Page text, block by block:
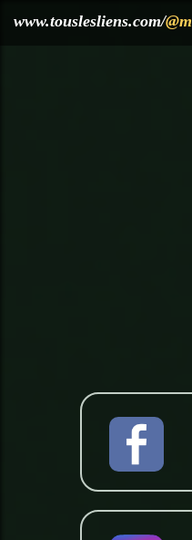
www.touslesliens.com/